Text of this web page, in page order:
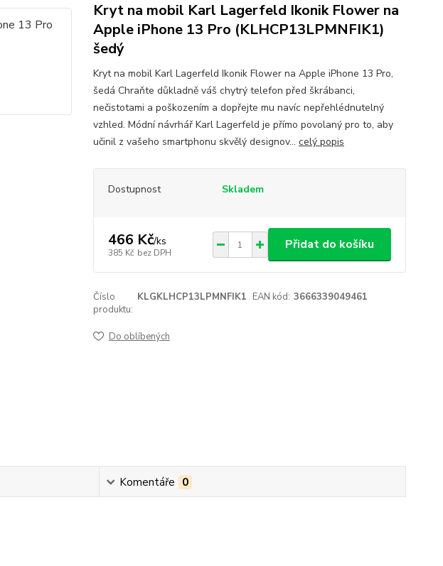
Kryt na mobil Karl Lagerfeld Ikonik Flower na
Apple iPhone 13 Pro (KLHCP13LPMNFIK1)
šedý
Kryt na mobil Karl Lagerfeld Ikonik Flower na Apple iPhone 13 Pro,
šedá Chraňte důkladně váš chytrý telefon před škrábanci,
nečistotami a poškozením a dopřejte mu navíc nepřehlédnutelný
vzhled. Módní návrhář Karl Lagerfeld je přímo povolaný pro to, aby
učinil z vašeho smartphonu skvělý designov... celý popis
Dostupnost Skladem
466 Kč/ks
385 Kč bez DPH
Přidat do košíku
Číslo
produktu:
KLGKLHCP13LPMNFIK1 EAN kód: 3666339049461
Do oblíbených
Komentáře 0